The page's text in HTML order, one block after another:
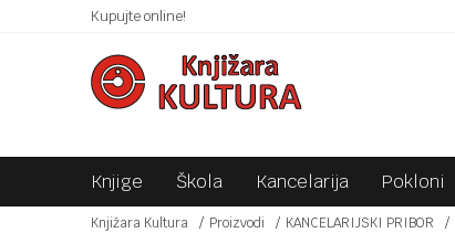
Kupujte online!SIGURNO PLAĆANJE PLATNIM KARTICAMA!
Knjige Škola Kancelarija Pokloni
Knjižara Kultura Proizvodi KANCELARIJSKI PRIBOR